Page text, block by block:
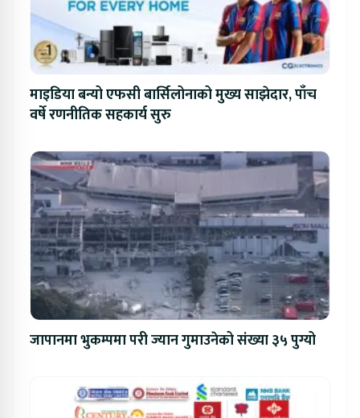
माइडिया बन्यो एफसी बार्सिलोनाको मुख्य साझेदार, पाँच
वर्षे रणनीतिक सहकार्य सुरु
जापानमा भुकम्पमा परी ज्यान गुमाउनेको संख्या ३५ पुग्यो